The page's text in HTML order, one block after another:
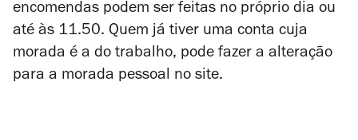
encomendas podem ser feitas no próprio dia ou
até às 11.50. Quem já tiver uma conta cuja
morada é a do trabalho, pode fazer a alteração
para a morada pessoal no site.